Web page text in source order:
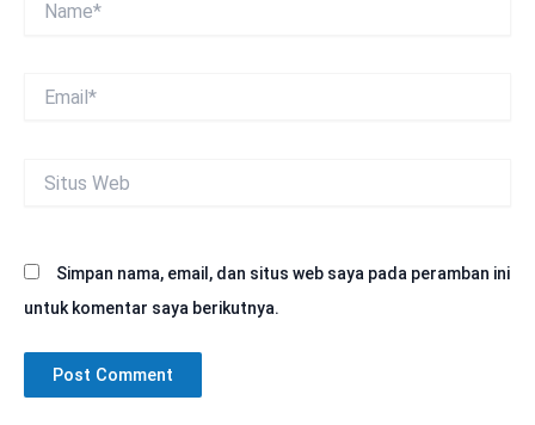
Web
Simpan nama, email, dan situs web saya pada peramban ini
untuk komentar saya berikutnya.